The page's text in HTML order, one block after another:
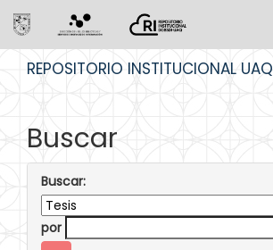
REPOSITORIO INSTITUCIONAL UAQ
Buscar
Buscar:
por